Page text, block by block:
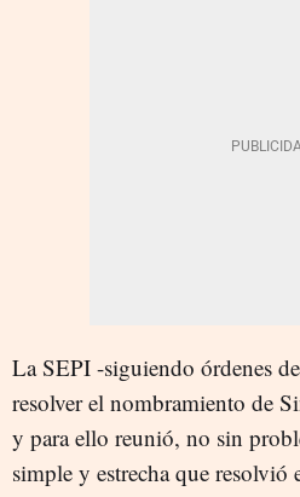
La SEPI -siguiendo órdenes
resolver el nombramiento de
y para ello reunió, no sin
simple y estrecha que resolvió